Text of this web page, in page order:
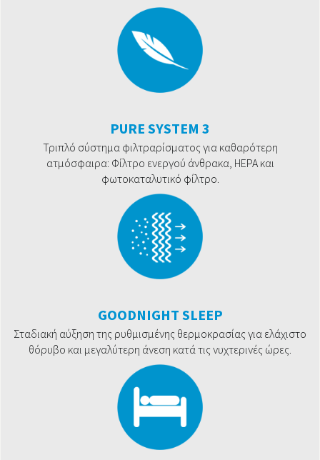
PURE SYSTEM 3
Τριπλό σύστημα φιλτραρίσματος για καθαρότερη
ατμόσφαιρα: Φίλτρο ενεργού άνθρακα, HEPA και
φωτοκαταλυτικό φίλτρο.
GOODNIGHT SLEEP
Σταδιακή αύξηση της ρυθμισμένης θερμοκρασίας για ελάχιστο
θόρυβο και μεγαλύτερη άνεση κατά τις νυχτερινές ώρες.